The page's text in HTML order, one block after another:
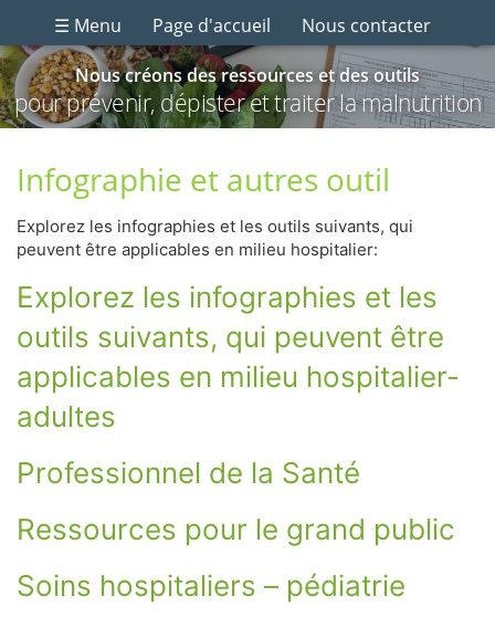
☰ Menu Page d'accueil Nous contacter
Nous créons des ressources et des outils
pour prévenir, dépister et traiter la malnutrition
Infographie et autres outil
Explorez les infographies et les outils suivants, qui
peuvent être applicables en milieu hospitalier:
Explorez les infographies et les
outils suivants, qui peuvent être
applicables en milieu hospitalier-
adultes
Professionnel de la Santé
Ressources pour le grand public
Soins hospitaliers – pédiatrie